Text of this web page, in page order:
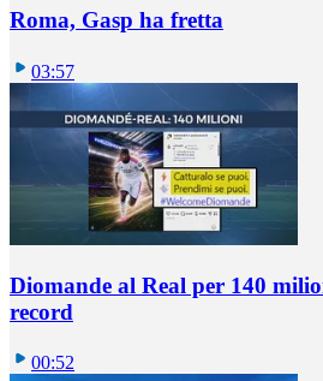
Roma, Gasp ha fretta
03:57
Diomande al Real per 140
record
00:52